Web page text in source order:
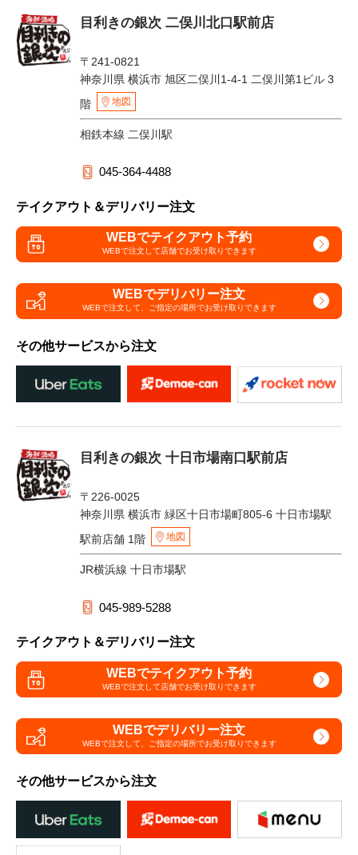
目利きの銀次 二俣川北口駅前店
〒241-0821
神奈川県 横浜市 旭区二俣川1-4-1 二俣川第1ビル 3
階
地図
相鉄本線 二俣川駅
045-364-4488
テイクアウト＆デリバリー注文
WEBでテイクアウト予約
WEBで注文して店舗でお受け取りできます
WEBでデリバリー注文
WEBで注文して、 ご指定の場所でお受け取りできます
その他サービスから注文
目利きの銀次 十日市場南口駅前店
〒226-0025
神奈川県 横浜市 緑区十日市場町805-6 十日市場駅
駅前店舗 1階
地図
JR横浜線 十日市場駅
045-989-5288
テイクアウト＆デリバリー注文
WEBでテイクアウト予約
WEBで注文して店舗でお受け取りできます
WEBでデリバリー注文
WEBで注文して、 ご指定の場所でお受け取りできます
その他サービスから注文